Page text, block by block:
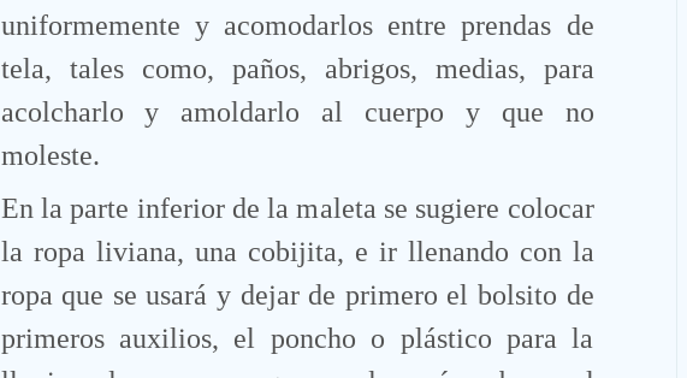
uniformemente y acomodarlos entre prendas de
tela, tales como, paños, abrigos, medias, para
acolcharlo y amoldarlo al cuerpo y que no
moleste.
En la parte inferior de la maleta se sugiere colocar
la ropa liviana, una cobijita, e ir llenando con la
ropa que se usará y dejar de primero el bolsito de
primeros auxilios, el poncho o plástico para la